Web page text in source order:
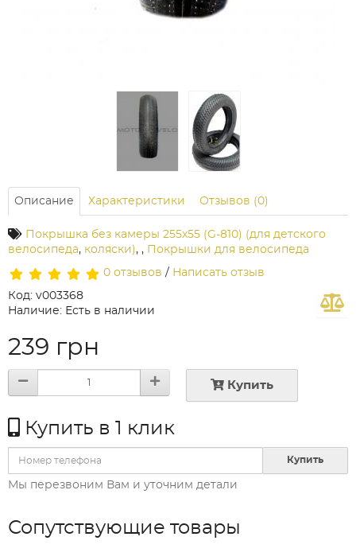
Описание Характеристики Отзывов (0)
Покрышка без камеры 255x55 (G-810) (для детского
велосипеда, коляски), , Покрышки для велосипеда
0 отзывов / Написать отзыв
Код: v003368
Наличие: Есть в наличии
239 грн
Купить
Купить в 1 клик
Купить
Мы перезвоним Вам и уточним детали
Сопутствующие товары